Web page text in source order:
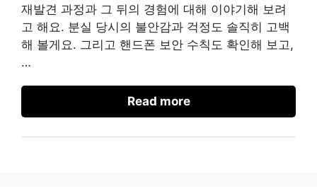
재발견 과정과 그 뒤의 경험에 대해 이야기해 보려
고 해요. 분실 당시의 불안감과 걱정도 솔직히 고백
해 볼게요. 그리고 핸드폰 보안 수칙도 확인해 보고,
…
Read more